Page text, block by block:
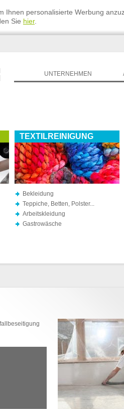
personalisierte Werbung
Sie hier.
UNTERNEHMEN
TEXTILREINIGUNG
Bekleidung
Teppiche, Betten, Polster...
Arbeitskleidung
Gastrowäsche